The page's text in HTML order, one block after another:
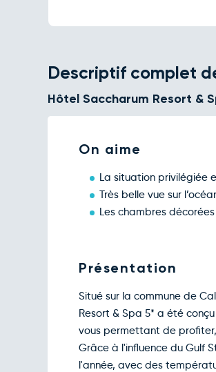
Descriptif complet
Hôtel Saccharum Resort &
On aime
La situation privilégiée
Très belle vue sur
Les chambres
Présentation
Situé sur la commune de
Resort & Spa 5* a été
vous permettant de
Grâce à l'influence du Gulf
l'année, avec des